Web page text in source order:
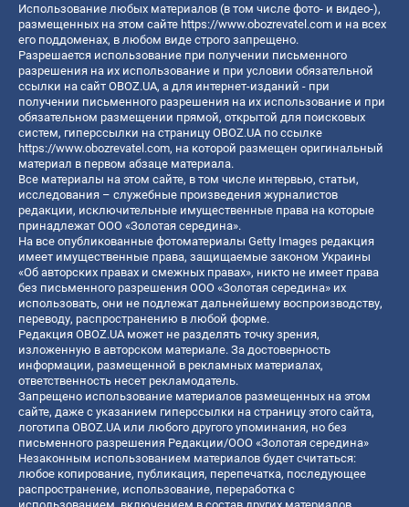
Использование любых материалов (в том числе фото- и видео-),
размещенных на этом сайте https://www.obozrevatel.com и на всех
его поддоменах, в любом виде строго запрещено.
Разрешается использование при получении письменного
разрешения на их использование и при условии обязательной
ссылки на сайт OBOZ.UA, а для интернет-изданий - при
получении письменного разрешения на их использование и при
обязательном размещении прямой, открытой для поисковых
систем, гиперссылки на страницу OBOZ.UA по ссылке
https://www.obozrevatel.com, на которой размещен оригинальный
материал в первом абзаце материала.
Все материалы на этом сайте, в том числе интервью, статьи,
исследования – служебные произведения журналистов
редакции, исключительные имущественные права на которые
принадлежат ООО «Золотая середина».
На все опубликованные фотоматериалы Getty Images редакция
имеет имущественные права, защищаемые законом Украины
«Об авторских правах и смежных правах», никто не имеет права
без письменного разрешения ООО «Золотая середина» их
использовать, они не подлежат дальнейшему воспроизводству,
переводу, распространению в любой форме.
Редакция OBOZ.UA может не разделять точку зрения,
изложенную в авторском материале. За достоверность
информации, размещенной в рекламных материалах,
ответственность несет рекламодатель.
Запрещено использование материалов размещенных на этом
сайте, даже с указанием гиперссылки на страницу этого сайта,
логотипа OBOZ.UA или любого другого упоминания, но без
письменного разрешения Редакции/ООО «Золотая середина»
Незаконным использованием материалов будет считаться:
любое копирование, публикация, перепечатка, последующее
распространение, использование, переработка с